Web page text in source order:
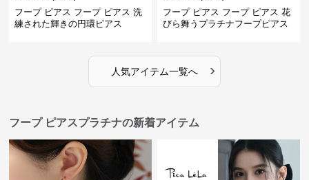
フープ ピアス フープ ピアス 洗
練された輝きの円環ピアス
フープ ピアス フープ ピアス 花
びら舞うプラチナフープピアス
人気アイテム一覧へ ›
フープ ピアスプラチナの新着アイテム